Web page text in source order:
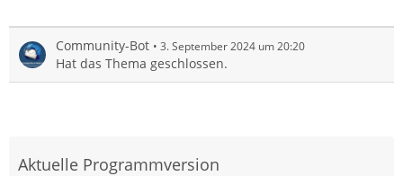
Community-Bot 3. September 2024 um 20:20
Hat das Thema geschlossen.
Aktuelle Programmversion